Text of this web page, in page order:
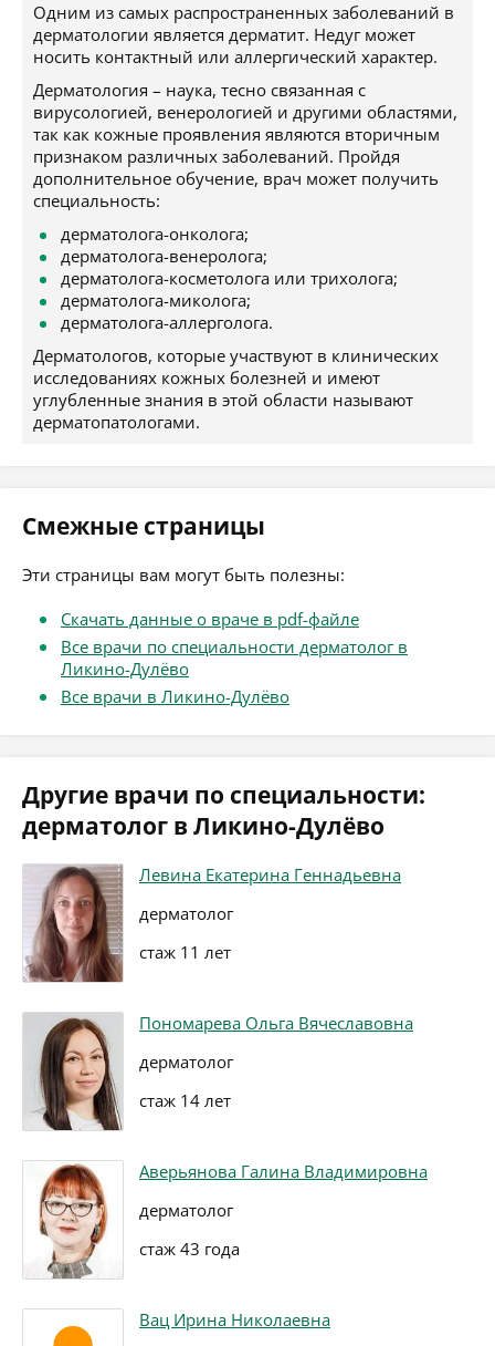
Одним из самых распространенных заболеваний в
дерматологии является дерматит. Недуг может
носить контактный или аллергический характер.
Дерматология – наука, тесно связанная с
вирусологией, венерологией и другими областями,
так как кожные проявления являются вторичным
признаком различных заболеваний. Пройдя
дополнительное обучение, врач может получить
специальность:
дерматолога-онколога;
дерматолога-венеролога;
дерматолога-косметолога или трихолога;
дерматолога-миколога;
дерматолога-аллерголога.
Дерматологов, которые участвуют в клинических
исследованиях кожных болезней и имеют
углубленные знания в этой области называют
дерматопатологами.
Смежные страницы
Эти страницы вам могут быть полезны:
Скачать данные о враче в pdf-файле
Все врачи по специальности дерматолог в
Ликино-Дулёво
Все врачи в Ликино-Дулёво
Другие врачи по специальности:
дерматолог в Ликино-Дулёво
Левина Екатерина Геннадьевна
дерматолог
стаж 11 лет
Пономарева Ольга Вячеславовна
дерматолог
стаж 14 лет
Аверьянова Галина Владимировна
дерматолог
стаж 43 года
Вац Ирина Николаевна